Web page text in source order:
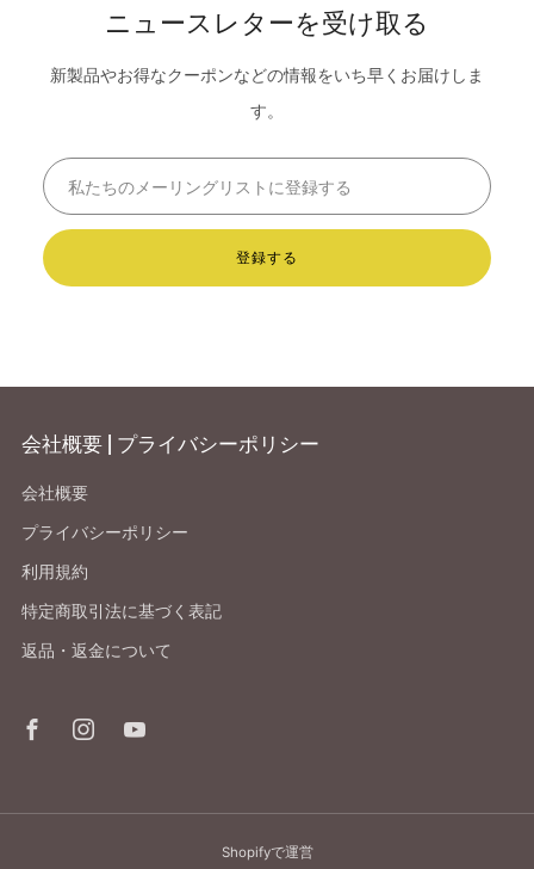
ニュースレターを受け取る
新製品やお得なクーポンなどの情報をいち早くお届けしま
す。
登録する
会社概要 | プライバシーポリシー
会社概要
プライバシーポリシー
利用規約
特定商取引法に基づく表記
返品・返金について
Shopifyで運営